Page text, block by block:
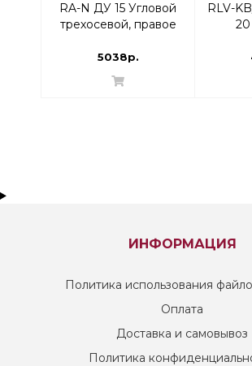
RA-N ДУ 15 Угловой
трехосевой, правое
013G7021 RTR-N
5038р.
RLV-
ИНФОРМАЦИЯ
Политика использования
Оплата
Доставка и самовывоз
Политика